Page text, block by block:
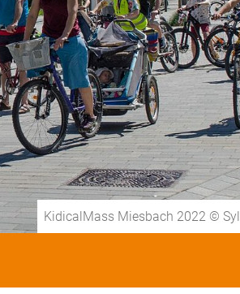
KidicalMass Miesbach 2022 ©